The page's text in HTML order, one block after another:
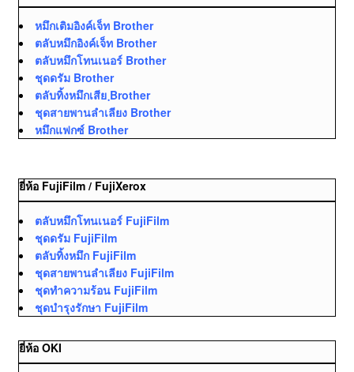
หมึกเติมอิงค์เจ็ท Brother
ตลับหมึกอิงค์เจ็ท Brother
ตลับหมึกโทนเนอร์ Brother
ชุดดรัม Brother
ตลับทิ้งหมึกเสีย ฺBrother
ชุดสายพานลำเลียง Brother
หมึกแฟกซ์ Brother
ยี่ห้อ FujiFilm / FujiXerox
ตลับหมึกโทนเนอร์ FujiFilm
ชุดดรัม FujiFilm
ตลับทิ้งหมึก FujiFilm
ชุดสายพานลำเลียง FujiFilm
ชุดทำความร้อน FujiFilm
ชุดบำรุงรักษา FujiFilm
ยี่ห้อ OKI